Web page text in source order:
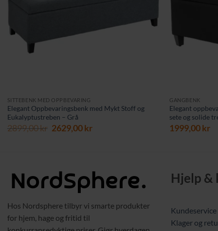
SITTEBENK MED OPPBEVARING
Elegant Oppbevaringsbenk med Mykt Stoff og
Eukalyptustreben – Grå
2899,00kr Opprinnelig
2629,00krNåværende
GANGBENK
Elegant
sete og solide
1999,00kr
Hos Nordsphere tilbyr vi smarte produkter
for hjem, hage og fritid til
Hjelp &
Kundeservice
Klager og